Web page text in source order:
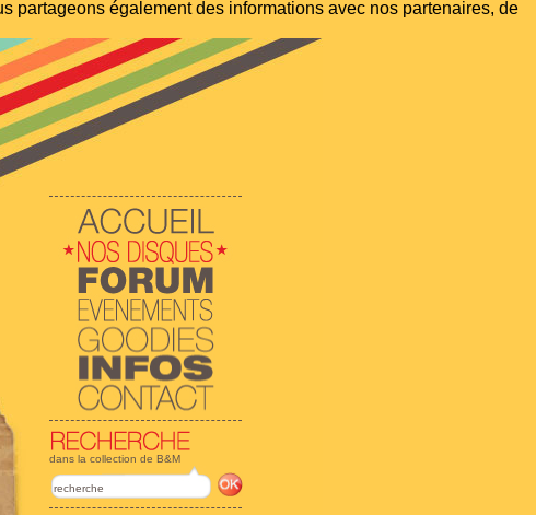
partageons également des informations avec nos partenaires, de
dans la collection de B&M